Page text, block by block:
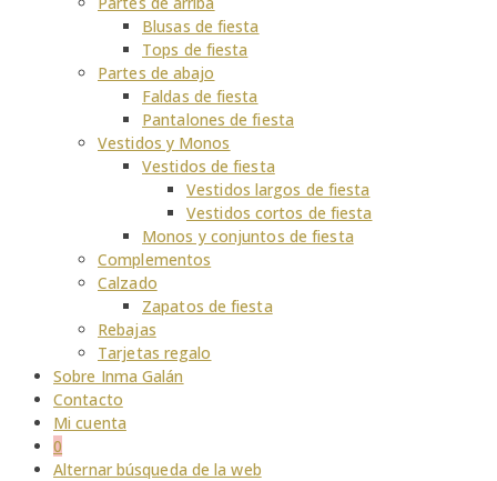
Blusas de fiesta
Tops de fiesta
Partes de abajo
Faldas de fiesta
Pantalones de fiesta
Vestidos y Monos
Vestidos de fiesta
Vestidos largos de fiesta
Vestidos cortos de fiesta
Monos y conjuntos de fiesta
Complementos
Calzado
Zapatos de fiesta
Rebajas
Tarjetas regalo
Sobre Inma Galán
Contacto
Mi cuenta
0
Alternar búsqueda de la web